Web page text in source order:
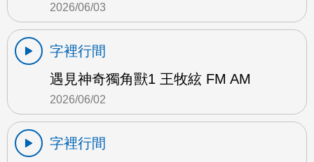
2026/06/03
字裡行間
遇見神奇獨角獸1 王牧絃 FM AM
2026/06/02
字裡行間